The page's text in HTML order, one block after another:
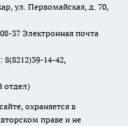
ул. Первомайская, д. 70,
37 Электронная почта
14-42,
отдел)
охраняется в
праве и не